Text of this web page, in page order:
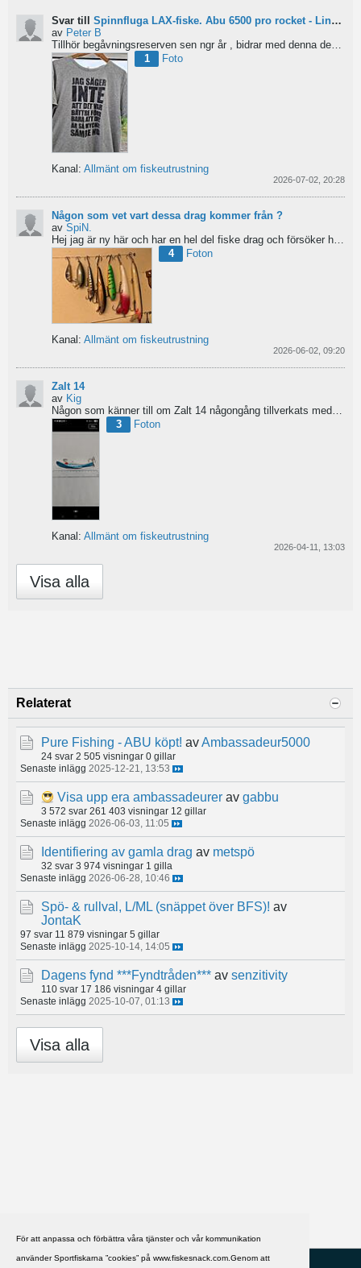
För att anpassa och förbättra våra tjänster och vår kommunikation
använder Sportfiskarna ”cookies” på www.fiskesnack.com.Genom att
Svar till Spinnfluga LAX-fiske. Abu 6500 pro rocket - Lina för kort?
av Peter B
1
Foto
Kanal: Allmänt om fiskeutrustning
2026-07-02, 20:28
Någon som vet vart dessa drag kommer från ?
av SpiN.
Hej jag är ny här och har en hel del fiske drag och försöker hitta information från vart dom kommer...
4
Foton
Kanal: Allmänt om fiskeutrustning
2026-06-02, 09:20
Zalt 14
av Kig
3
Foton
Kanal: Allmänt om fiskeutrustning
2026-04-11, 13:03
Visa alla
Relaterat
Pure Fishing - ABU köpt! avAmbassadeur5000
24 svar 2 505 visningar 0 gillar
Senaste inlägg 2025-12-21, 13:53
Visa upp era ambassadeurer av gabbu
3 572 svar 261 403 visningar 12 gillar
Senaste inlägg 2026-06-03, 11:05
Identifiering av gamla drag av metspö
32 svar 3 974 visningar 1 gilla
Senaste inlägg 2026-06-28, 10:46
Spö- & rullval, L/ML (snäppet över BFS)! av
JontaK
97 svar 11 879 visningar 5 gillar
Senaste inlägg 2025-10-14, 14:05
Dagens fynd ***Fyndtråden*** av senzitivity
110 svar 17 186 visningar 4 gillar
Senaste inlägg 2025-10-07, 01:13
Visa alla
HJÄLP